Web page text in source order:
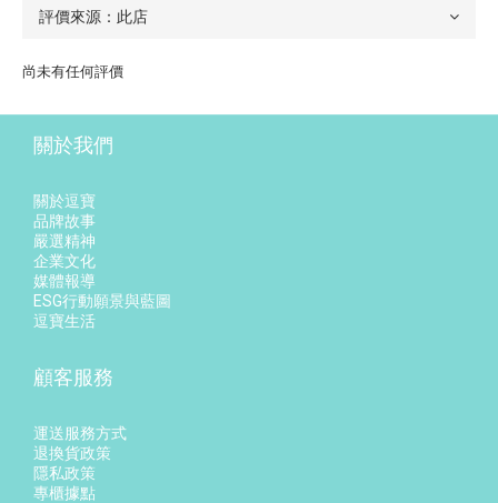
尚未有任何評價
關於我們
關於逗寶
品牌故事
嚴選精神
企業文化
媒體報導
ESG行動願景與藍圖
逗寶生活
顧客服務
運送服務方式
退換貨政策
隱私政策
專櫃據點